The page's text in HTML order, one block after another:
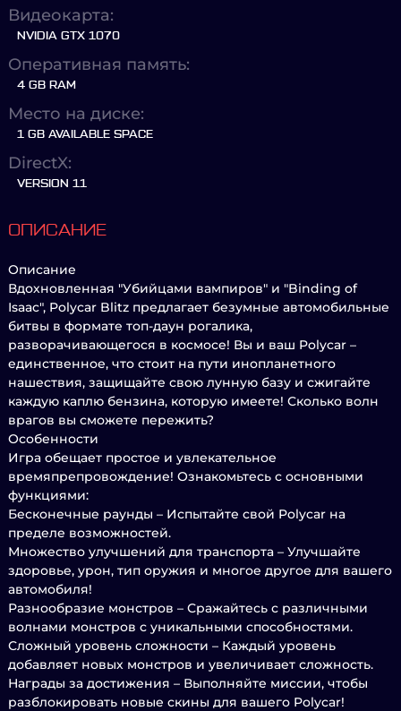
Видеокарта:
NVIDIA GTX 1070
Оперативная память:
4 GB RAM
Место на диске:
1 GB AVAILABLE SPACE
DirectX:
VERSION 11
ОПИСАНИЕ
Описание
Вдохновленная "Убийцами вампиров" и "Binding of
Isaac", Polycar Blitz предлагает безумные автомобильные
битвы в формате топ-даун рогалика,
разворачивающегося в космосе! Вы и ваш Polycar –
единственное, что стоит на пути инопланетного
нашествия, защищайте свою лунную базу и сжигайте
каждую каплю бензина, которую имеете! Сколько волн
врагов вы сможете пережить?
Особенности
Игра обещает простое и увлекательное
времяпрепровождение! Ознакомьтесь с основными
функциями:
Бесконечные раунды – Испытайте свой Polycar на
пределе возможностей.
Множество улучшений для транспорта – Улучшайте
здоровье, урон, тип оружия и многое другое для вашего
автомобиля!
Разнообразие монстров – Сражайтесь с различными
волнами монстров с уникальными способностями.
Сложный уровень сложности – Каждый уровень
добавляет новых монстров и увеличивает сложность.
Награды за достижения – Выполняйте миссии, чтобы
разблокировать новые скины для вашего Polycar!